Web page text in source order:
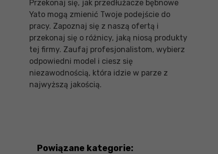
Przekonaj się, jak przedłużacze bębnowe
Yato mogą zmienić Twoje podejście do
pracy. Zapoznaj się z naszą ofertą i
przekonaj się o różnicy, jaką niosą produkty
tej firmy. Zaufaj profesjonalistom, wybierz
odpowiedni model i ciesz się
niezawodnością, która idzie w parze z
najwyższą jakością.
Powiązane kategorie: